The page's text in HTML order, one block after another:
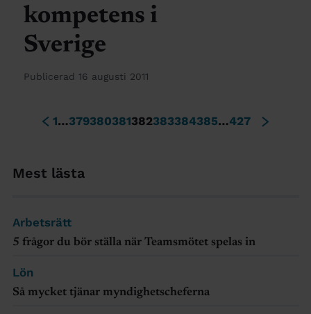
kompetens i
Sverige
Publicerad 16 augusti 2011
1…379380381382383384385…427
Mest lästa
Arbetsrätt
5 frågor du bör ställa när Teamsmötet spelas in
Lön
Så mycket tjänar myndighetscheferna